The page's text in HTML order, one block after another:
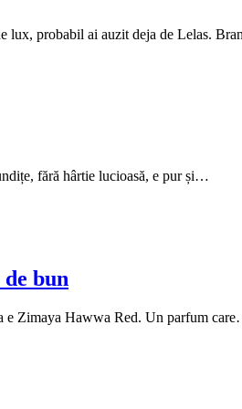
lux, probabil ai auzit deja de Lelas.
fără hârtie lucioasă, e pur și…
bun
e Zimaya Hawwa Red. Un parfum